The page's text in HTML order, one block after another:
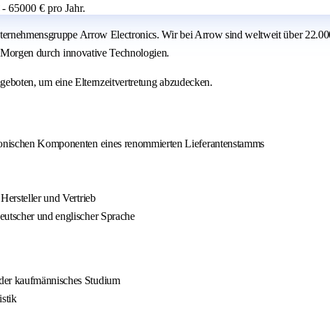
65000 € pro Jahr.
Arrow Electronics. Wir bei Arrow sind weltweit über
durch innovative Technologien.
um eine Elternzeitvertretung abzudecken.
Komponenten eines renommierten Lieferantenstamms
und Vertrieb
und englischer Sprache
kaufmännisches Studium